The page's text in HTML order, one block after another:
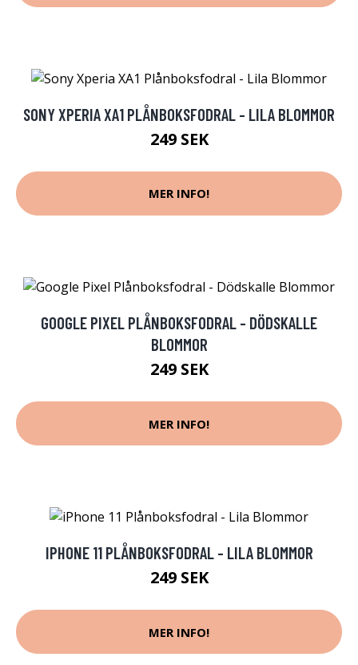
SONY XPERIA XA1 PLÅNBOKSFODRAL - LILA BLOMMOR
249 SEK
MER INFO!
GOOGLE PIXEL PLÅNBOKSFODRAL - DÖDSKALLE
BLOMMOR
249 SEK
MER INFO!
IPHONE 11 PLÅNBOKSFODRAL - LILA BLOMMOR
249 SEK
MER INFO!